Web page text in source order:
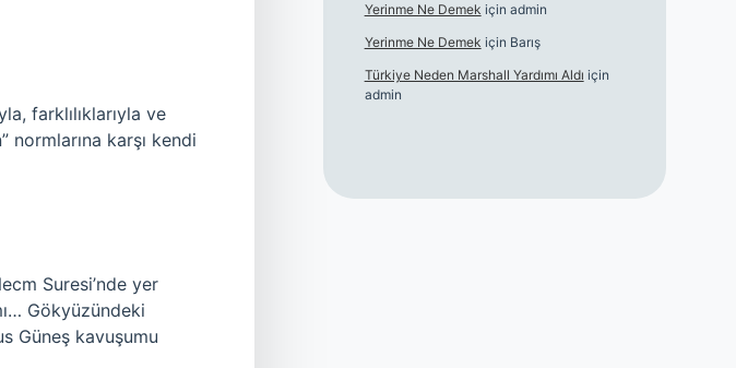
farklılıklarıyla ve
normlarına karşı kendi
Suresi’nde yer
Gökyüzündeki
Güneş kavuşumu
Yerinme Ne Demek için admin
Yerinme Ne Demek için Barış
Türkiye Neden Marshall Yardımı Aldı için
admin